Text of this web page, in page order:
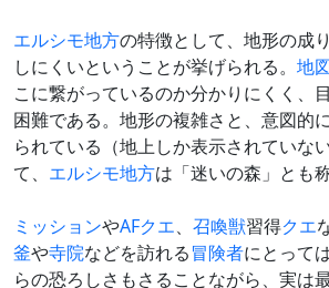
エルシモ地方の特徴として、地形の成
しにくいということが挙げられる。 地
こに繋がっているのか分かりにくく、
困難である。地形の複雑さと、意図的
られている（地上しか表示されていな
て、 エルシモ地方は「迷いの森」とも
ミッションやAFクエ、 召喚獣習得クエ
釜や寺院などを訪れる冒険者にとって
らの恐ろしさもさることながら、実は